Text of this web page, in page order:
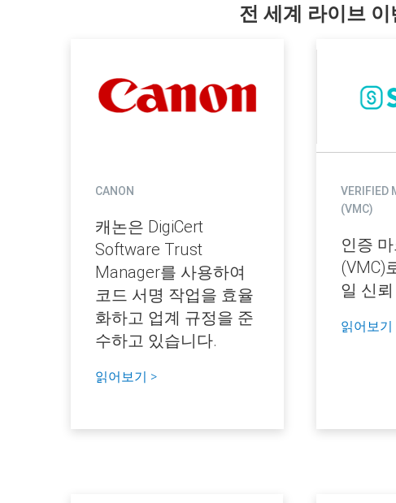
전 세계 라이브
CANON
캐논은 DigiCert
Software Trust
Manager를 사용하여
코드 서명 작업을 효율
화하고 업계 규정을 준
수하고 있습니다.
읽어보기 >
VERIFIED
(VMC)
인증
(VMC)
일 신
읽어보기